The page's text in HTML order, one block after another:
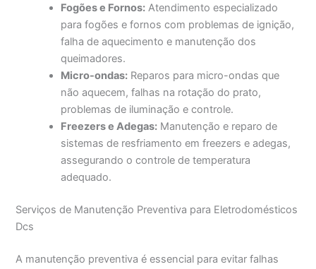
Fogões e Fornos: Atendimento especializado
para fogões e fornos com problemas de ignição,
falha de aquecimento e manutenção dos
queimadores.
Micro-ondas: Reparos para micro-ondas que
não aquecem, falhas na rotação do prato,
problemas de iluminação e controle.
Freezers e Adegas: Manutenção e reparo de
sistemas de resfriamento em freezers e adegas,
assegurando o controle de temperatura
adequado.
Serviços de Manutenção Preventiva para Eletrodomésticos
Dcs
A manutenção preventiva é essencial para evitar falhas